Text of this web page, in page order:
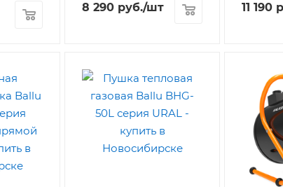
8 290 руб./шт 11 190